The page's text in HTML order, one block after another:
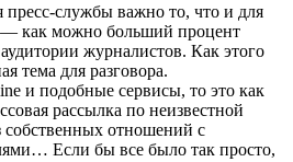
службы важно то, что и для
— как можно больший процент
журналистов. Как этого
тема для разговора.
и подобные сервисы, то это как
рассылка по неизвестной
собственных отношений с
Если бы все было так просто,